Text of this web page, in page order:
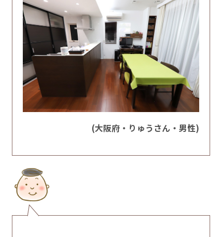
(大阪府・りゅうさん・男性)